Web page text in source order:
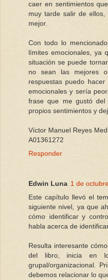
caer en sentimientos
muy tarde salir de
mejor.
Con todo lo
límites emocionales, ya
situación se puede
no sean las mejores
respuestas puedo
emocionales y sería
frase que me gustó del
propios sentimientos y
Víctor Manuel Reyes
A01361272
Responder
Edwin Luna 1 de
Este capítulo llevó el
siguiente nivel, ya que
cómo identificar y
habla acerca de
Resulta interesante
del libro, inicia en
grupal/organizacional.
debemos relacionar lo